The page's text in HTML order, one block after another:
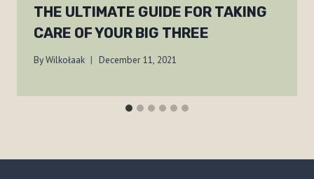
THE ULTIMATE GUIDE FOR TAKING
CARE OF YOUR BIG THREE
ByWilkołaak December 11, 2021